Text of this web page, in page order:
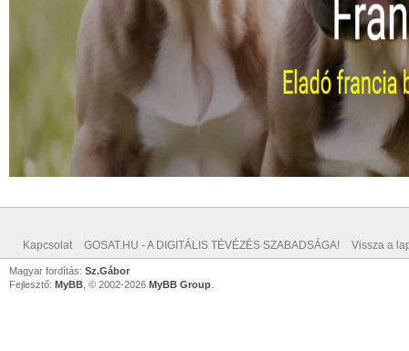
Kapcsolat GOSAT.HU - A DIGITÁLIS TÉVÉZÉS SZABADSÁGA! Vissza a
Magyar fordítás: Sz.Gábor
Fejlesztő: MyBB , © 2002-2026 MyBB Group